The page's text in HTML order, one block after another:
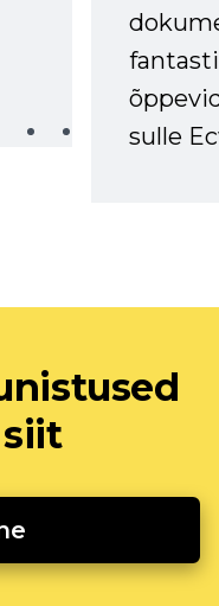
sulle
siit